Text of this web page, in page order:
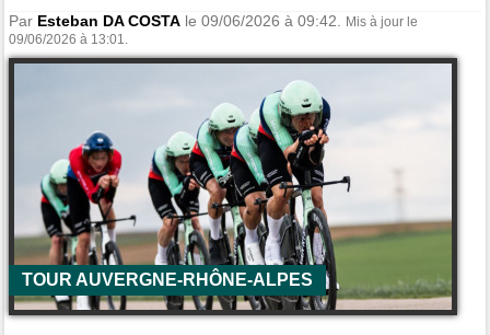
Par Esteban DA COSTA le 09/06/2026 à 09:42.
Mis à jour le
09/06/2026 à 13:01.
TOUR AUVERGNE-RHÔNE-ALPES